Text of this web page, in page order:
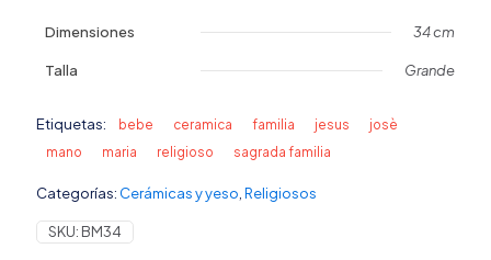
Dimensiones 34 cm
Talla Grande
Etiquetas: bebe ceramica familia jesus
josè
mano
maria religioso sagrada familia
Categorías: Cerámicas y yeso Religiosos
SKU: BM34